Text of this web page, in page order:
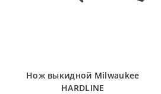
Нож выкидной Milwaukee
HARDLINE